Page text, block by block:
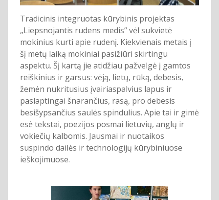
Tradicinis integruotas kūrybinis projektas
„Liepsnojantis rudens medis“ vėl sukvietė
mokinius kurti apie rudenį. Kiekvienais metais į
šį metų laiką mokiniai pasižiūri skirtingu
aspektu. Šį kartą jie atidžiau pažvelgė į gamtos
reiškinius ir garsus: vėją, lietų, rūką, debesis,
žemėn nukritusius įvairiaspalvius lapus ir
paslaptingai šnarančius, rasą, pro debesis
besišypsančius saulės spindulius. Apie tai ir gimė
esė tekstai, poezijos posmai lietuvių, anglų ir
vokiečių kalbomis. Jausmai ir nuotaikos
suspindo dailės ir technologijų kūrybiniuose
ieškojimuose.